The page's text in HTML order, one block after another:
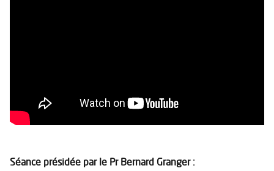
Séance présidée par le Pr Bernard Granger :